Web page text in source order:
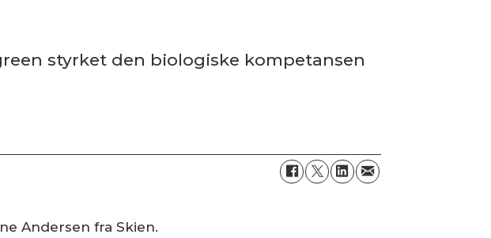
styrket den biologiske kompetansen
Andersen fra Skien.